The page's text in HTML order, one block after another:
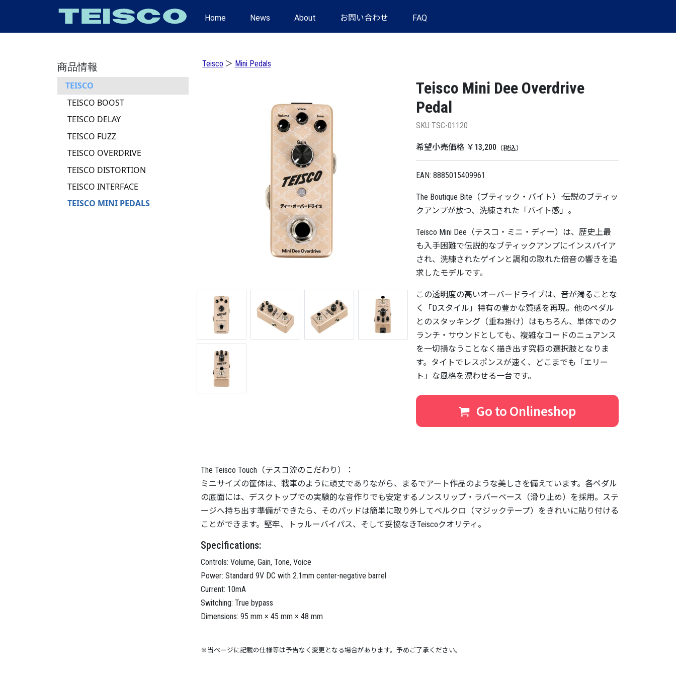
Home News About お問い合わせ FAQ
Teisco ＞ Mini Pedals
Teisco Mini Dee Overdrive
Pedal
SKU TSC-01120
希望小売価格 ￥13,200 （税込）
EAN: 8885015409961
The Boutique Bite（ブティック・バイト）―― 伝説のブティッ
クアンプが放つ、洗練された「バイト感」。
Teisco Mini Dee（テスコ・ミニ・ディー）は、歴史上最
も入手困難で伝説的なブティックアンプにインスパイア
され、洗練されたゲインと調和の取れた倍音の響きを追
求したモデルです。
この透明度の高いオーバードライブは、音が濁ることな
く「Dスタイル」特有の豊かな質感を再現。他のペダル
とのスタッキング（重ね掛け）はもちろん、単体でのク
ランチ・サウンドとしても、複雑なコードのニュアンス
を一切損なうことなく描き出す究極の選択肢となりま
す。タイトでレスポンスが速く、どこまでも「エリー
ト」な風格を漂わせる一台です。
Go to Onlineshop
The Teisco Touch（テスコ流のこだわり）：
ミニサイズの筐体は、戦車のように頑丈でありながら、まるでアート作品のような美しさを備えています。各ペダル
の底面には、デスクトップでの実験的な音作りでも安定するノンスリップ・ラバーベース（滑り止め）を採用。ステ
ージへ持ち出す準備ができたら、そのパッドは簡単に取り外してベルクロ（マジックテープ）をきれいに貼り付ける
ことができます。堅牢、トゥルーバイパス、そして妥協なきTeiscoクオリティ。
Specifications:
Controls: Volume, Gain, Tone, Voice
Power: Standard 9V DC with 2.1mm center-negative barrel
Current: 10mA
Switching: True bypass
Dimensions: 95 mm × 45 mm × 48 mm
※当ページに記載の仕様等は予告なく変更となる場合があります。予めご了承ください。
商品情報
TEISCO
TEISCO BOOST
TEISCO DELAY
TEISCO FUZZ
TEISCO OVERDRIVE
TEISCO DISTORTION
TEISCO INTERFACE
TEISCO MINI PEDALS